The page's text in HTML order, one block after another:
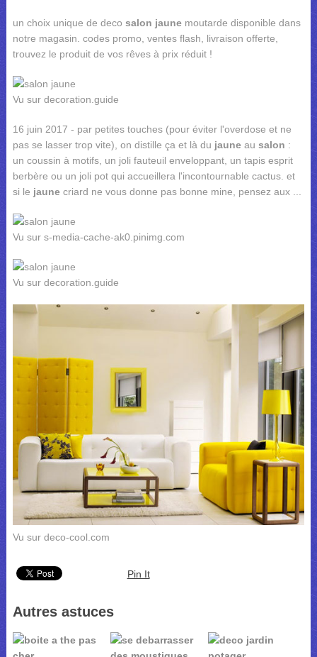
un choix unique de deco salon jaunemoutarde disponible dans
notre magasin. codes promo, ventes flash, livraison offerte,
trouvez le produit de vos rêves à prix réduit !
Vu sur decoration.guide
16 juin 2017 - par petites touches (pour éviter l'overdose et ne
pas se lasser trop vite), on distille ça et là du jauneau salon :
un coussin à motifs, un joli fauteuil enveloppant, un tapis esprit
berbère ou un joli pot qui accueillera l'incontournable cactus. et
si le jaunecriard ne vous donne pas bonne mine, pensez aux ...
Vu sur s-media-cache-ak0.pinimg.com
Vu sur decoration.guide
Vu sur deco-cool.com
Pin It
Autres astuces